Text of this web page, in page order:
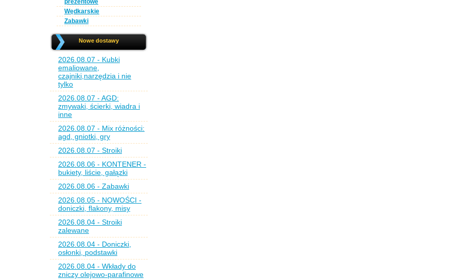
prezentowe
Wędkarskie
Zabawki
Nowe dostawy
2026.08.07 - Kubki
emaliowane,
czajniki,narzędzia i nie
tylko
2026.08.07 - AGD:
zmywaki, ścierki, wiadra i
inne
2026.08.07 - Mix różności:
agd, gniotki, gry
2026.08.07 - Stroiki
2026.08.06 - KONTENER -
bukiety, liście, gałązki
2026.08.06 - Zabawki
2026.08.05 - NOWOŚCI -
doniczki, flakony, misy
2026.08.04 - Stroiki
zalewane
2026.08.04 - Doniczki,
osłonki, podstawki
2026.08.04 - Wkłady do
zniczy olejowo-parafinowe